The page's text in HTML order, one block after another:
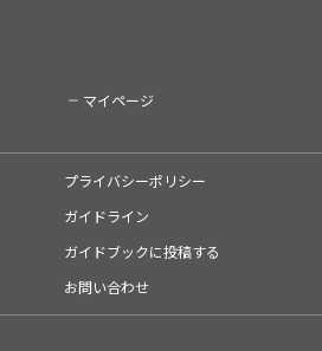
マイページ
プライバシーポリシー
ガイドライン
ガイドブックに投稿する
お問い合わせ